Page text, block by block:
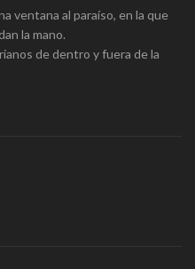
ventana al paraíso, en la que
la mano.
de dentro y fuera de la